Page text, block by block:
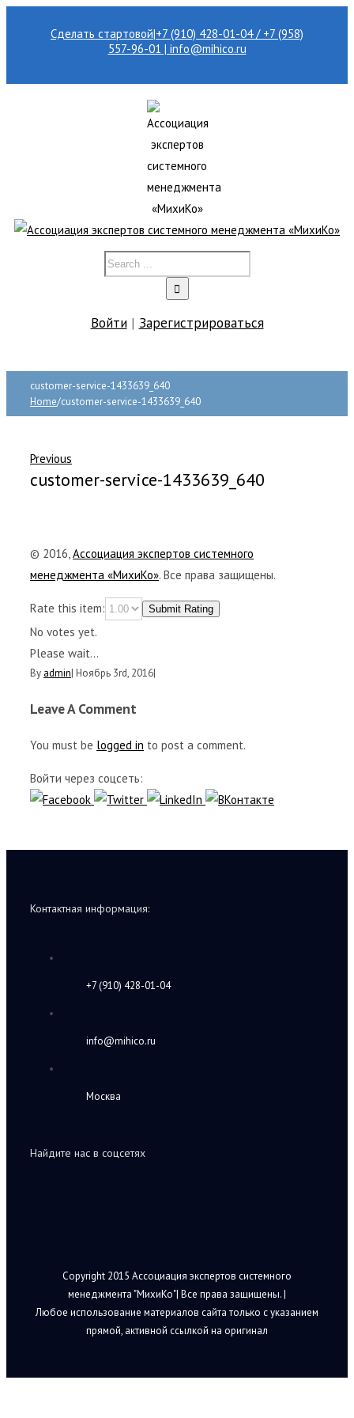
Сделать стартовой|+7 (910) 428-01-04 / +7 (958)
557-96-01 | info@mihico.ru
Войти| Зарегистрироваться
customer-service-1433639_640
Home/customer-service-1433639_640
Previous
customer-service-1433639_640
© 2016,Ассоциация экспертов системного
менеджмента «МихиКо». Все права защищены.
Rate this item: Submit Rating
No votes yet.
Please wait...
By admin| Ноябрь 3rd, 2016|
Leave A Comment
You must be logged in to post a comment.
Войти через соцсеть:
Контактная информация:
+7 (910) 428-01-04
info@mihico.ru
Москва
Найдите нас в соцсетях
Copyright 2015 Ассоциация экспертов системного
менеджмента "МихиКо"| Все права защищены. |
Любое использование материалов сайта только с указанием
прямой, активной ссылкой на оригинал